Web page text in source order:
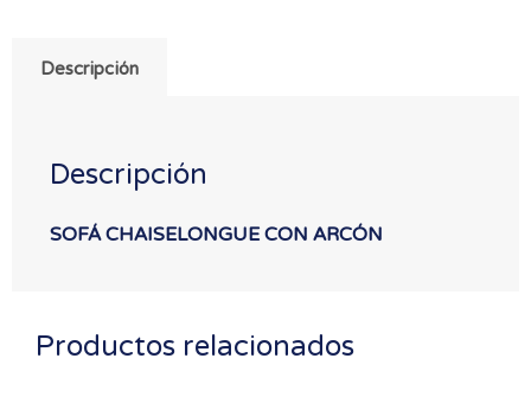
Descripción
Descripción
SOFÁ CHAISELONGUE CON ARCÓN
Productos relacionados